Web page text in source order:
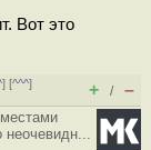
Вот это
] [^^^]
+ / –
неочевидн...